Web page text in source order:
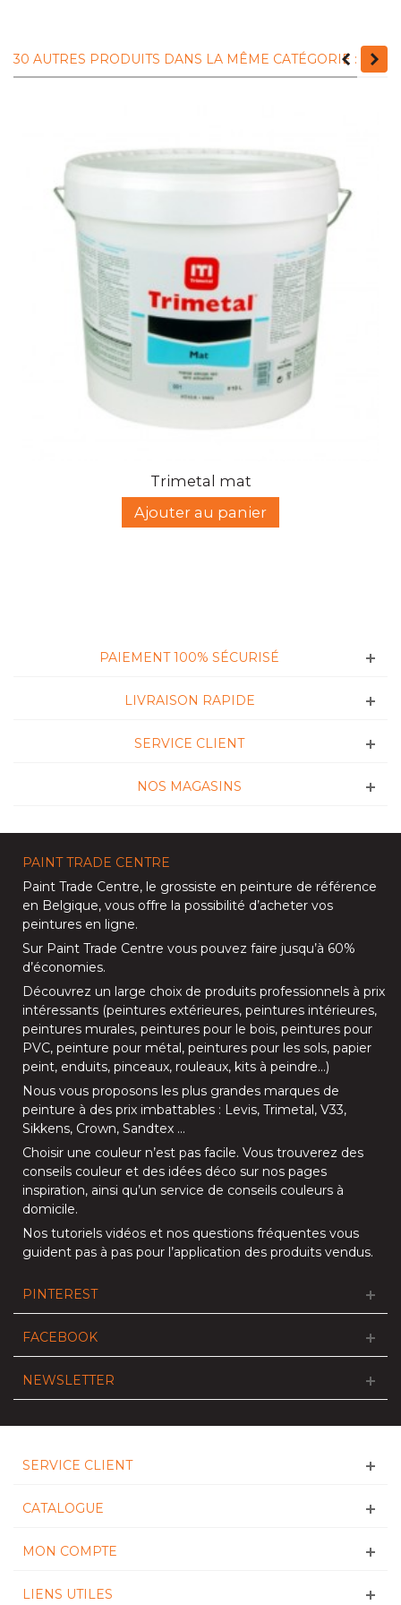
30 AUTRES PRODUITS DANS LA MÊME CATÉGORIE :
Trimetal mat
Ajouter au panier
PAIEMENT 100% SÉCURISÉ
LIVRAISON RAPIDE
SERVICE CLIENT
NOS MAGASINS
PAINT TRADE CENTRE
Paint Trade Centre, le grossiste en peinture de référence
en Belgique, vous offre la possibilité d’acheter vos
peintures en ligne.
Sur Paint Trade Centre vous pouvez faire jusqu’à 60%
d’économies.
Découvrez un large choix de produits professionnels à prix
intéressants (peintures extérieures, peintures intérieures,
peintures murales, peintures pour le bois, peintures pour
PVC, peinture pour métal, peintures pour les sols, papier
peint, enduits, pinceaux, rouleaux, kits à peindre…)
Nous vous proposons les plus grandes marques de
peinture à des prix imbattables : Levis, Trimetal, V33,
Sikkens, Crown, Sandtex …
Choisir une couleur n’est pas facile. Vous trouverez des
conseils couleur et des idées déco sur nos pages
inspiration, ainsi qu’un service de conseils couleurs à
domicile.
Nos tutoriels vidéos et nos questions fréquentes vous
guident pas à pas pour l’application des produits vendus.
PINTEREST
FACEBOOK
NEWSLETTER
SERVICE CLIENT
CATALOGUE
MON COMPTE
LIENS UTILES